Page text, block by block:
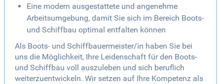
Eine modern ausgestattete und angenehme
Arbeitsumgebung, damit Sie sich im Bereich Boots-
und Schiffbau optimal entfalten können
Als Boots- und Schiffbauermeister/in haben Sie bei
uns die Möglichkeit, Ihre Leidenschaft für den Boots-
und Schiffbau voll auszuleben und sich beruflich
weiterzuentwickeln. Wir setzen auf Ihre Kompetenz als